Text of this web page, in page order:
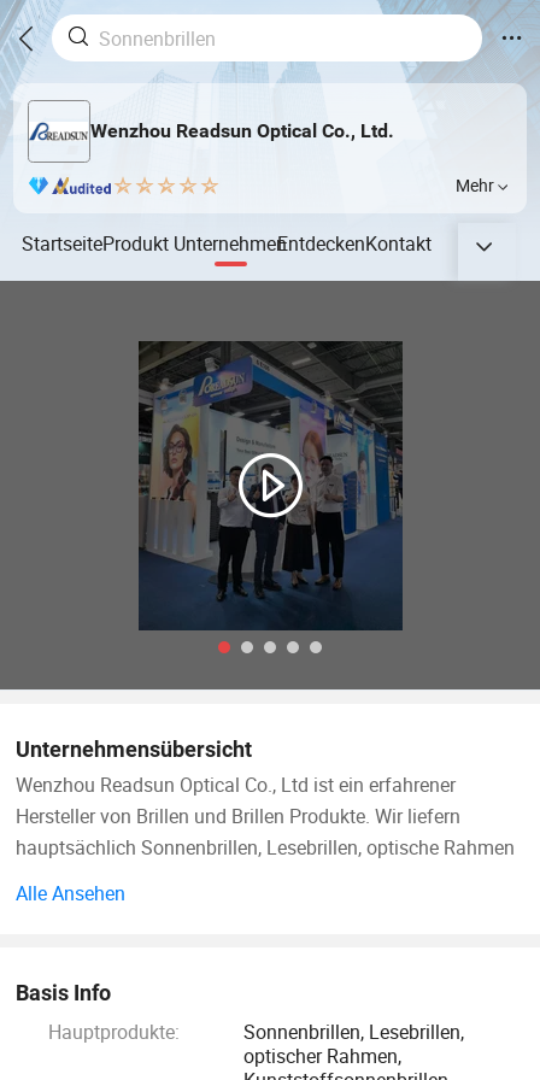
Wenzhou Readsun Optical Co., Ltd.
Mehr
StartseiteProdukt UnternehmenEntdeckenKontakt
Unternehmensübersicht
Wenzhou Readsun Optical Co., Ltd ist ein erfahrener
Hersteller von Brillen und Brillen Produkte. Wir liefern
hauptsächlich Sonnenbrillen, Lesebrillen, optische Rahmen
Unsere Produkte haben die Aufmerksamkeit der Käufer in
Nordamerika und Europa erregt. YAMAHA, C&A und Dollar
Tree vertrauen auf unsere 16 Jahre Erfahrung im Vertrieb
Alle Ansehen
Basis Info
Hauptprodukte:
Sonnenbrillen, Lesebrillen,
optischer Rahmen,